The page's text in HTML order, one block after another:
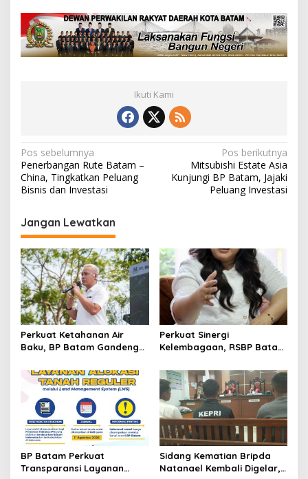
Ikuti Kami
N
a
v
i
g
a
s
i
p
o
s
Pos sebelumnya
Penerbangan Rute Batam –
China, Tingkatkan Peluang
Bisnis dan Investasi
Pos berikutnya
Mitsubishi Estate Asia
Kunjungi BP Batam, Jajaki
Peluang Investasi
Jangan Lewatkan
Perkuat Ketahanan Air
Baku, BP Batam Gandeng
Bambu Betung di
Bendungan Sei Nongsa
Perkuat Sinergi
Kelembagaan, RSBP Batam
Pelayanan dan
Ketersediaan Obat Aman
BP Batam Perkuat
Transparansi Layanan
Sidang Kematian Bripda
Natanael Kembali Digelar,